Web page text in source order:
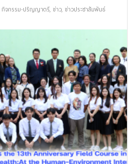
กิจกรรม-ปริญญาตรี,ข่าว,ข่าวประชาสัมพันธ์